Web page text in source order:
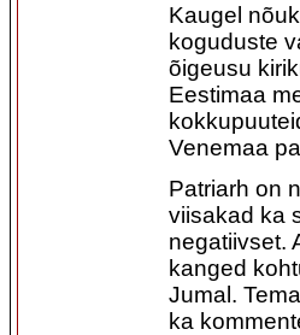
Kaugel
koguduste
õigeusu
Eestimaa
Venemaa
Patriarh on
viisakad ka
negatiivset.
kanged
Jumal.
ka